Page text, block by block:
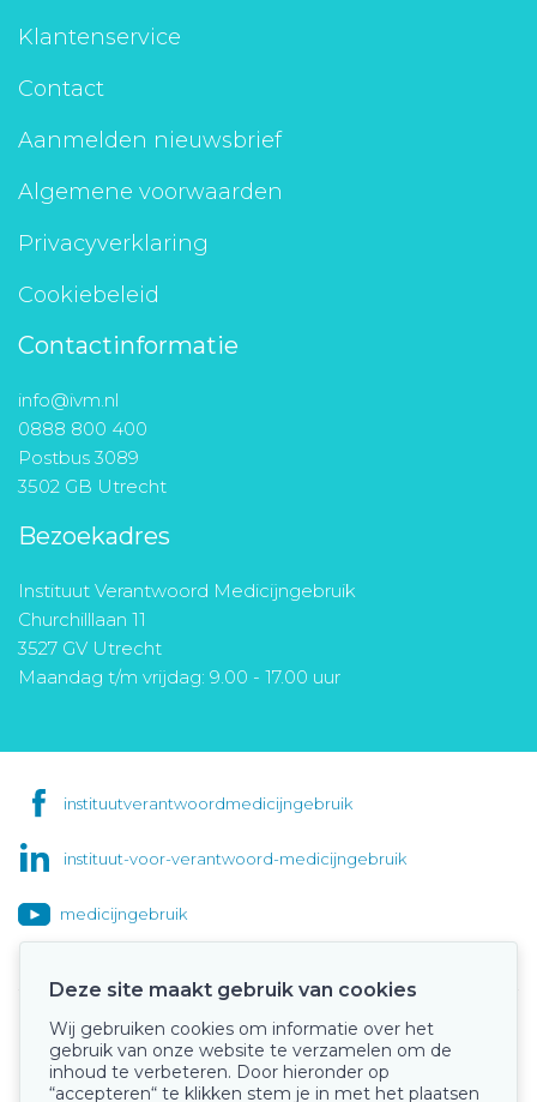
Klantenservice
Contact
Aanmelden nieuwsbrief
Algemene voorwaarden
Privacyverklaring
Cookiebeleid
Contactinformatie
info@ivm.nl
0888 800 400
Postbus 3089
3502 GB Utrecht
Bezoekadres
Instituut Verantwoord Medicijngebruik
Churchilllaan 11
3527 GV Utrecht
Maandag t/m vrijdag: 9.00 - 17.00 uur
instituutverantwoordmedicijngebruik
instituut-voor-verantwoord-medicijngebruik
medicijngebruik
Onze keurmerken
Deze site maakt gebruik van cookies
Wij gebruiken cookies om informatie over het
gebruik van onze website te verzamelen om de
inhoud te verbeteren. Door hieronder op
“accepteren“ te klikken stem je in met het plaatsen